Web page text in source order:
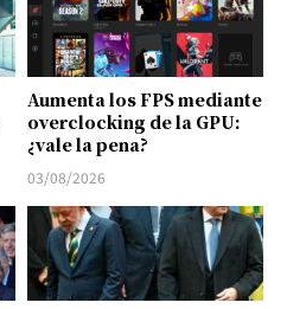
Aumenta los FPS mediante
overclocking de la GPU:
¿vale la pena?
03/08/2026